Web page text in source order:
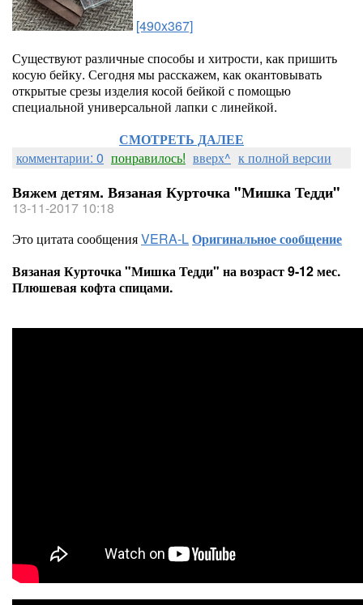
[490x367]
Существуют различные способы и хитрости, как пришить
косую бейку. Сегодня мы расскажем, как окантовывать
открытые срезы изделия косой бейкой с помощью
специальной универсальной лапки с линейкой.
СМОТРЕТЬ ДАЛЕЕ
комментарии: 0 понравилось! вверх^ к полной версии
Вяжем детям. Вязаная Курточка "Мишка Тедди"
13-11-2017 10:18
Это цитата сообщенияVERA-LОригинальное сообщение
Вязаная Курточка "Мишка Тедди" на возраст 9-12 мес.
Плюшевая кофта спицами.